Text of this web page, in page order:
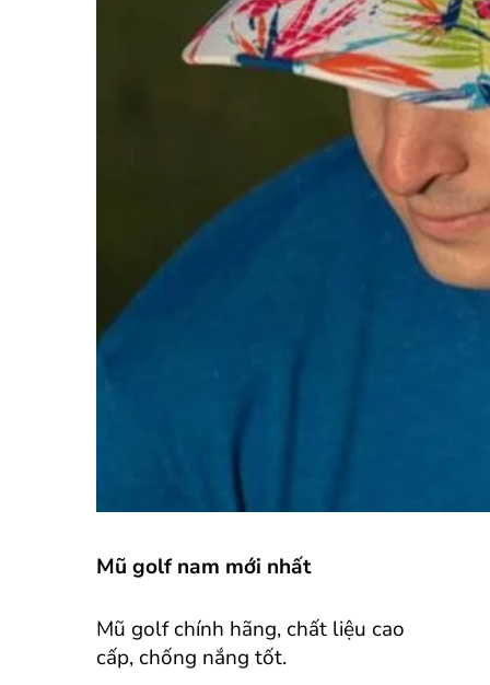
Mũ golf nam mới nhất
Mũ golf chính hãng, chất liệu cao
cấp, chống nắng tốt.